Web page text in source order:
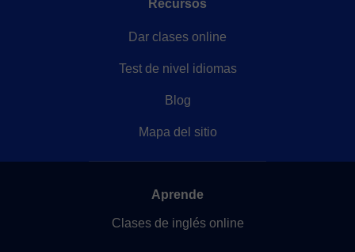
Recursos
Dar clases online
Test de nivel idiomas
Blog
Mapa del sitio
Aprende
Clases de inglés online